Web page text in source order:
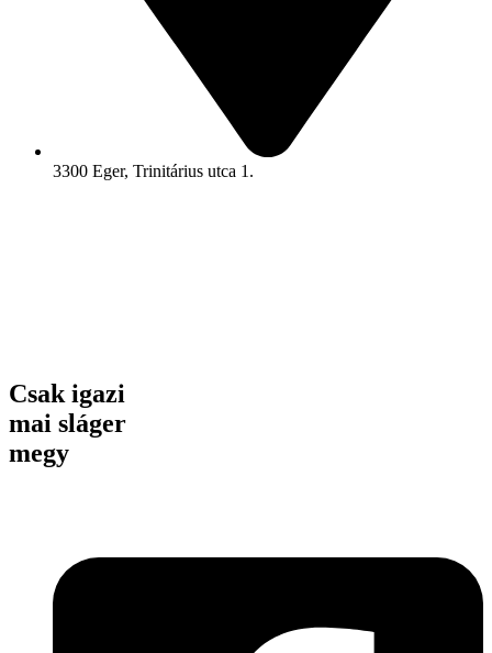
3300 Eger, Trinitárius utca 1.
Csak igazi
mai sláger
megy